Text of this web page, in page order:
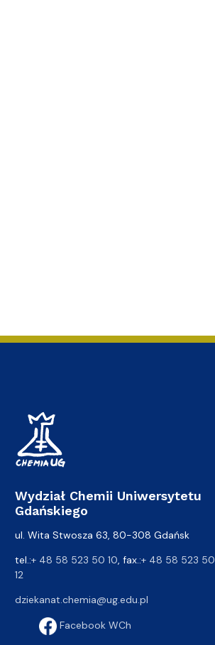
Wydział Chemii Uniwersytetu
Gdańskiego
ul. Wita Stwosza 63, 80-308 Gdańsk
tel.:+ 48 58 523 50 10 , fax.:+ 48 58 523 50
12
dziekanat.chemia@ug.edu.pl
Facebook WCh